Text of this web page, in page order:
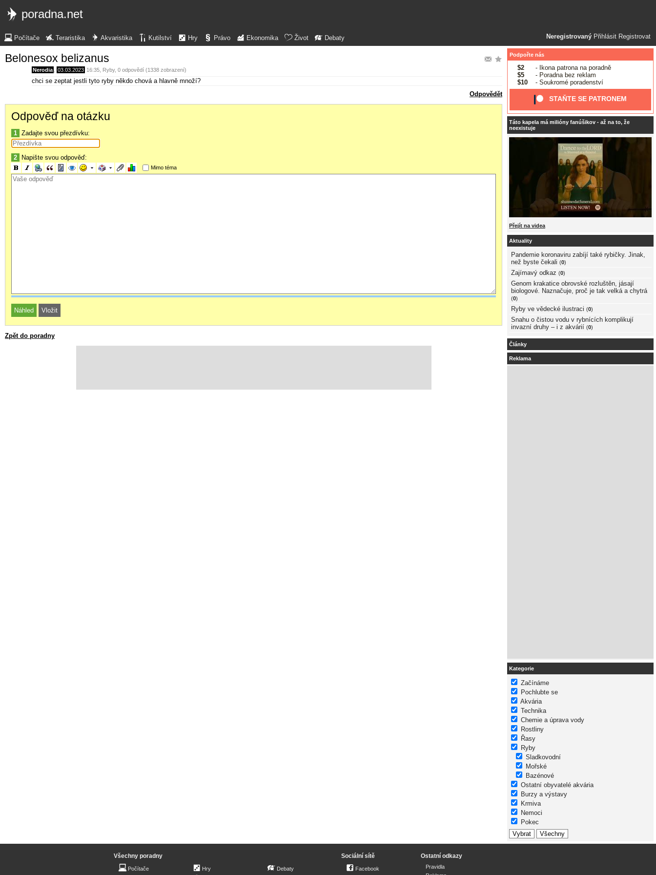
poradna.net
Neregistrovaný Přihlásit Registrovat
Počítače Teraristika Akvaristika Kutilství Hry Právo Ekonomika Život Debaty
Belonesox belizanus
Nerodia 03.03.2023 16:35 Ryby, 0 odpovědí (1338 zobrazení)
chci se zeptat jestli tyto ryby někdo chová a hlavně množí?
Odpovědět
Odpověď na otázku
1 Zadajte svou přezdívku:
2 Napište svou odpověď:
Mimo téma
Zpět do poradny
Podpořte nás
$2
- Ikona patrona na poradně
$5
- Poradna bez reklam
$10
- Soukromé poradenství
STAŇTE SE PATRONEM
Táto kapela má milióny fanúšikov - až na to, že
neexistuje
Přejít na videa
Aktuality
Pandemie koronaviru zabíjí také rybičky. Jinak,
než byste čekali (0)
Zajímavý odkaz (0)
Genom krakatice obrovské rozluštěn, jásají
biologové. Naznačuje, proč je tak velká a chytrá
(0)
Ryby ve vědecké ilustraci (0)
Snahu o čistou vodu v rybnících komplikují
invazní druhy – i z akvárií (0)
Články
Reklama
Kategorie
Začínáme
Pochlubte se
Akvária
Technika
Chemie a úprava vody
Rostliny
Řasy
Ryby
Sladkovodní
Mořské
Bazénové
Ostatní obyvatelé akvária
Burzy a výstavy
Krmiva
Nemoci
Pokec
Všechny poradny
Počítače Hry Debaty
Sociální sítě
Facebook
Ostatní odkazy
Pravidla